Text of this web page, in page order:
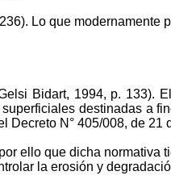
Lo que
Bidart, 1994, p. 133).
destinadas a
Decreto N° 405/008, de 21
elloque dicha normativa
la erosión y